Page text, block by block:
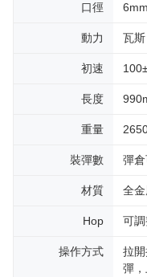
口徑 6mm
動力 瓦斯
初速
長度
重量
裝彈數 彈
材質 全
Hop 可
操作方式
拉
彈